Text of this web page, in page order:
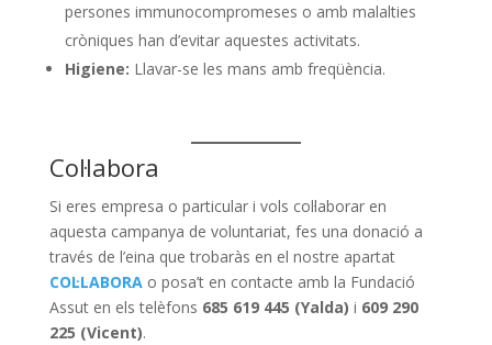
persones immunocompromeses o amb malalties
cròniques han d’evitar aquestes activitats.
Higiene: Llavar-se les mans amb freqüència.
Col·labora
Si eres empresa o particular i vols col·laborar en
aquesta campanya de voluntariat, fes una donació a
través de l’eina que trobaràs en el nostre apartat
COL·LABORAo posa’t en contacte amb la Fundació
Assut en els telèfons 685 619 445 (Yalda) i 609 290
225 (Vicent).